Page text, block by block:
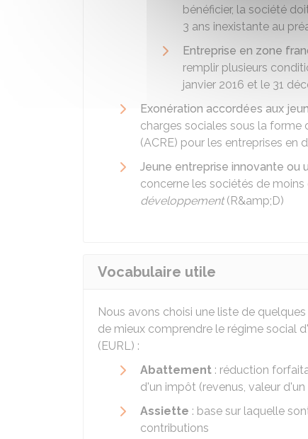
bénéficier, la société
3 ans inexistante au
Entreprise en zone
remplir plusieurs
janvier 2016 et le 31
Exonération accordées aux
charges sociales sous la forme
(ACRE) pour les entreprises en
Jeune entreprise innovante ou
concerne les sociétés de
développement(R&amp;D)
Vocabulaire utile
Nous avons choisi une liste de
de mieux comprendre le régime social
(EURL) :
Abattement : réduction
d'un impôt (revenus, valeur d'un
Assiette : base sur laquelle
contributions